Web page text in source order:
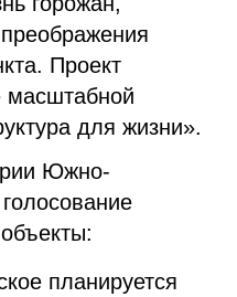
Проект
масштабной
для жизни».
Южно-
планируется